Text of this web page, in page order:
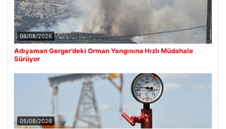
06/08/2026
Adıyaman Gerger’deki Orman Yangınına Hızlı Müdahale
Sürüyor
05/08/2026